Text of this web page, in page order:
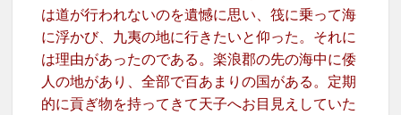
は道が行われないのを遺憾に思い、筏に乗って海
に浮かび、九夷の地に行きたいと仰った。それに
は理由があったのである。楽浪郡の先の海中に倭
人の地があり、全部で百あまりの国がある。定期
的に貢ぎ物を持ってきて天子へお目見えしていた